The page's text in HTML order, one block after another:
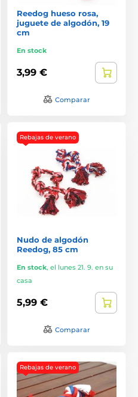
Reedog hueso rosa,
juguete de algodón, 19
cm
En stock
3,99 €
Comparar
Rebajas de verano
Nudo de algodón
Reedog, 85 cm
En stock, el lunes 21. 9. en su
casa
5,99 €
Comparar
Rebajas de verano